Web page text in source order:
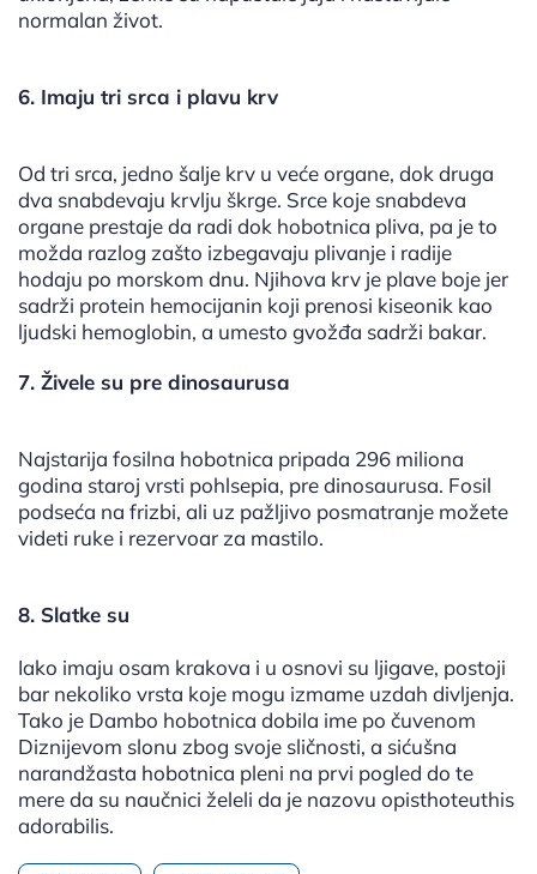
normalan život.
6. Imaju tri srca i plavu krv
Od tri srca, jedno šalje krv u veće organe, dok druga
dva snabdevaju krvlju škrge. Srce koje snabdeva
organe prestaje da radi dok hobotnica pliva, pa je to
možda razlog zašto izbegavaju plivanje i radije
hodaju po morskom dnu. Njihova krv je plave boje jer
sadrži protein hemocijanin koji prenosi kiseonik kao
ljudski hemoglobin, a umesto gvožđa sadrži bakar.
7. Živele su pre dinosaurusa
Najstarija fosilna hobotnica pripada 296 miliona
godina staroj vrsti pohlsepia, pre dinosaurusa. Fosil
podseća na frizbi, ali uz pažljivo posmatranje možete
videti ruke i rezervoar za mastilo.
8. Slatke su
Iako imaju osam krakova i u osnovi su ljigave, postoji
bar nekoliko vrsta koje mogu izmame uzdah divljenja.
Tako je Dambo hobotnica dobila ime po čuvenom
Diznijevom slonu zbog svoje sličnosti, a sićušna
narandžasta hobotnica pleni na prvi pogled do te
mere da su naučnici želeli da je nazovu opisthoteuthis
adorabilis.